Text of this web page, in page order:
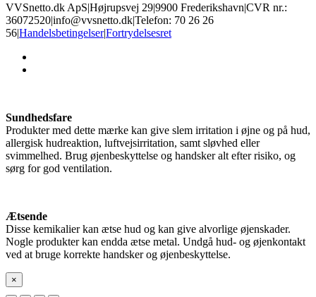
VVSnetto.dk ApS|Højrupsvej 29|9900 Frederikshavn|CVR nr.:
36072520|info@vvsnetto.dk|Telefon: 70 26 26
56|Handelsbetingelser|Fortrydelsesret
Sundhedsfare
Produkter med dette mærke kan give slem irritation i øjne og på hud,
allergisk hudreaktion, luftvejsirritation, samt sløvhed eller
svimmelhed. Brug øjenbeskyttelse og handsker alt efter risiko, og
sørg for god ventilation.
Ætsende
Disse kemikalier kan ætse hud og kan give alvorlige øjenskader.
Nogle produkter kan endda ætse metal. Undgå hud- og øjenkontakt
ved at bruge korrekte handsker og øjenbeskyttelse.
×